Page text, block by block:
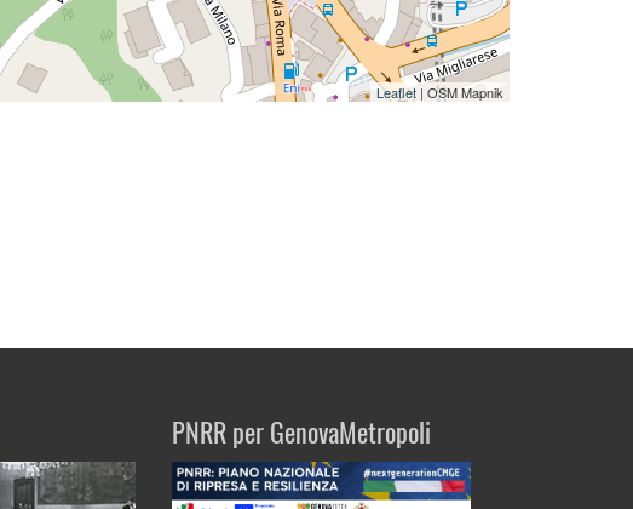
Leaflet | OSM Mapnik
PNRR per GenovaMetropoli